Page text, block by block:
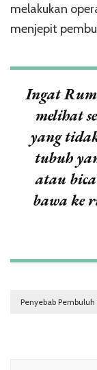
melakukan
menjepit
Ingat
melihat
yang
tubuh
atau
bawa ke
Penyebab